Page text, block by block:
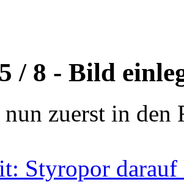
/ 8 - Bild
zuerst in den
Styropor